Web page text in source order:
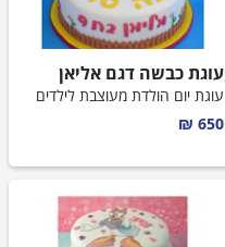
עוגת כבשה דגם אליאן
עוגת יום הולדת מעוצבת לילדים
650 ₪